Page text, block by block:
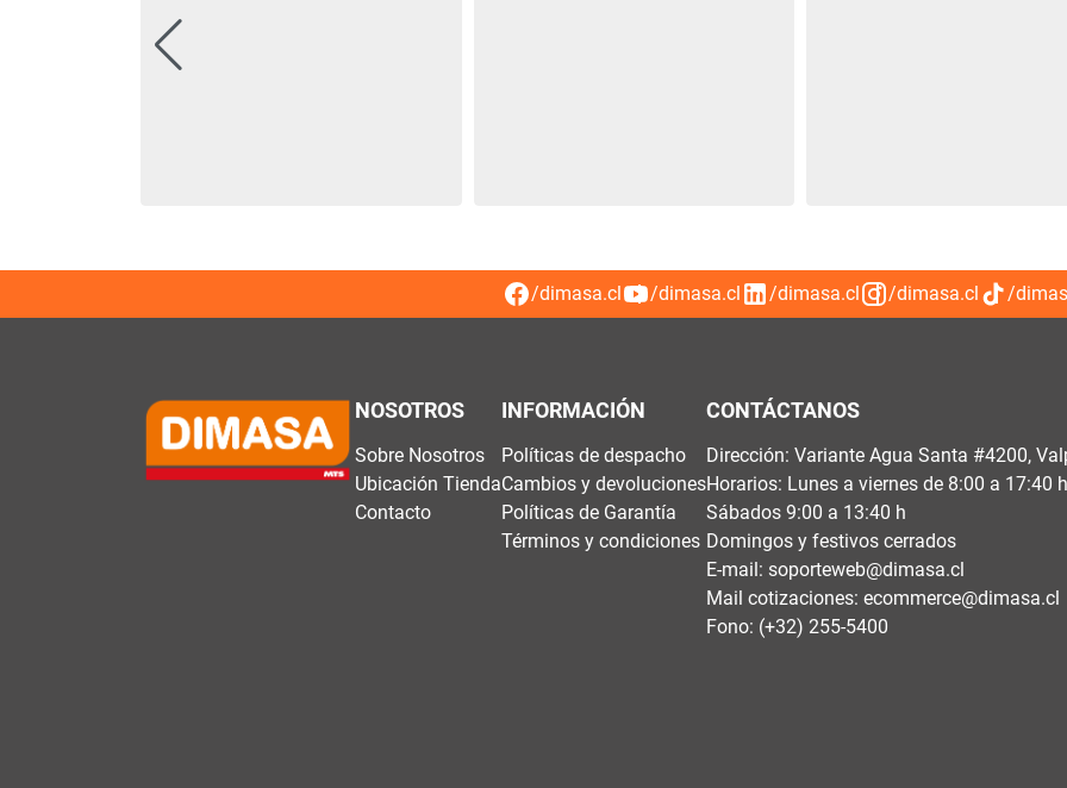
/dimasa.cl /dimasa.cl /dimasa.cl /dimasa.cl /
NOSOTROS
Sobre Nosotros
Ubicación Tienda
Contacto
INFORMACIÓN
Políticas de despacho
Cambios y devoluciones
Políticas de Garantía
Términos y condiciones
CONTÁCTANOS
Dirección: Variante Agua Santa #4200,
Horarios: Lunes a viernes de 8:00 a 17:40 h
Sábados 9:00 a 13:40 h
Domingos y festivos cerrados
E-mail: soporteweb@dimasa.cl
Mail cotizaciones: ecommerce@dimasa.cl
Fono: (+32) 255-5400